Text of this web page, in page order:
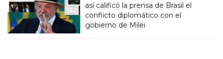
así calificó la prensa de Brasil el
conflicto diplomático con el
gobierno de Milei